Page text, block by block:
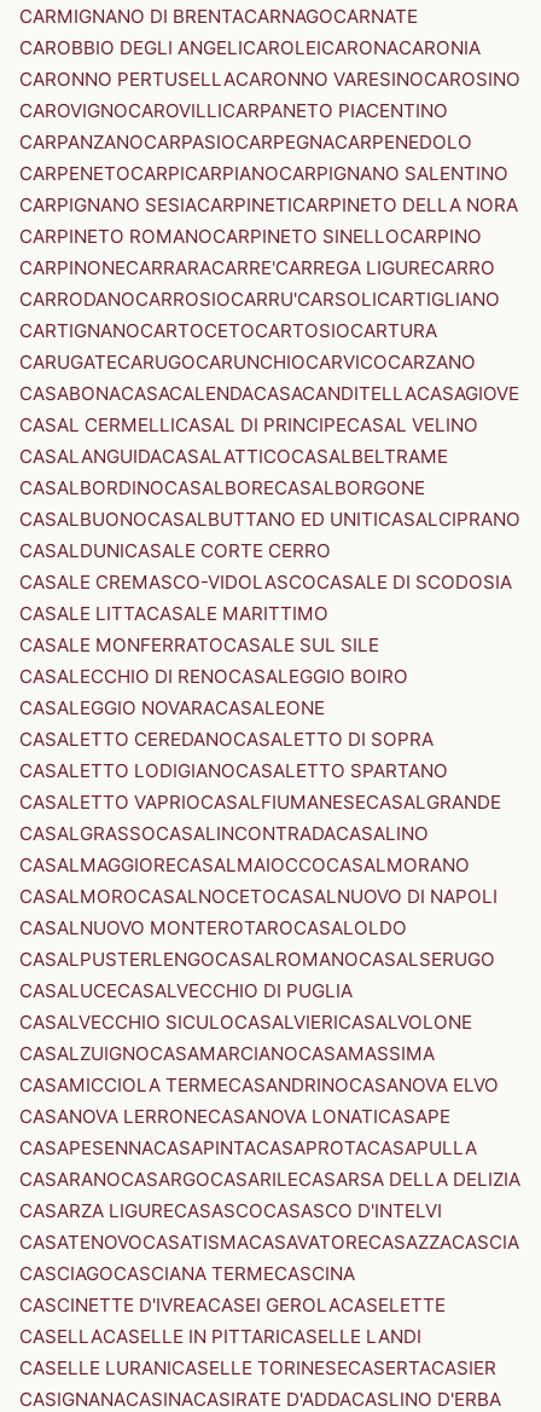
CARMIGNANO DI BRENTACARNAGOCARNATE
CAROBBIO DEGLI ANGELICAROLEICARONACARONIA
CARONNO PERTUSELLACARONNO VARESINOCAROSINO
CAROVIGNOCAROVILLICARPANETO PIACENTINO
CARPANZANOCARPASIOCARPEGNACARPENEDOLO
CARPENETOCARPICARPIANOCARPIGNANO SALENTINO
CARPIGNANO SESIACARPINETICARPINETO DELLA NORA
CARPINETO ROMANOCARPINETO SINELLOCARPINO
CARPINONECARRARACARRE'CARREGA LIGURECARRO
CARRODANOCARROSIOCARRU'CARSOLICARTIGLIANO
CARTIGNANOCARTOCETOCARTOSIOCARTURA
CARUGATECARUGOCARUNCHIOCARVICOCARZANO
CASABONACASACALENDACASACANDITELLACASAGIOVE
CASAL CERMELLICASAL DI PRINCIPECASAL VELINO
CASALANGUIDACASALATTICOCASALBELTRAME
CASALBORDINOCASALBORECASALBORGONE
CASALBUONOCASALBUTTANO ED UNITICASALCIPRANO
CASALDUNICASALE CORTE CERRO
CASALE CREMASCO-VIDOLASCOCASALE DI SCODOSIA
CASALE LITTACASALE MARITTIMO
CASALE MONFERRATOCASALE SUL SILE
CASALECCHIO DI RENOCASALEGGIO BOIRO
CASALEGGIO NOVARACASALEONE
CASALETTO CEREDANOCASALETTO DI SOPRA
CASALETTO LODIGIANOCASALETTO SPARTANO
CASALETTO VAPRIOCASALFIUMANESECASALGRANDE
CASALGRASSOCASALINCONTRADACASALINO
CASALMAGGIORECASALMAIOCCOCASALMORANO
CASALMOROCASALNOCETOCASALNUOVO DI NAPOLI
CASALNUOVO MONTEROTAROCASALOLDO
CASALPUSTERLENGOCASALROMANOCASALSERUGO
CASALUCECASALVECCHIO DI PUGLIA
CASALVECCHIO SICULOCASALVIERICASALVOLONE
CASALZUIGNOCASAMARCIANOCASAMASSIMA
CASAMICCIOLA TERMECASANDRINOCASANOVA ELVO
CASANOVA LERRONECASANOVA LONATICASAPE
CASAPESENNACASAPINTACASAPROTACASAPULLA
CASARANOCASARGOCASARILECASARSA DELLA DELIZIA
CASARZA LIGURECASASCOCASASCO D'INTELVI
CASATENOVOCASATISMACASAVATORECASAZZACASCIA
CASCIAGOCASCIANA TERMECASCINA
CASCINETTE D'IVREACASEI GEROLACASELETTE
CASELLACASELLE IN PITTARICASELLE LANDI
CASELLE LURANICASELLE TORINESECASERTACASIER
CASIGNANACASINACASIRATE D'ADDACASLINO D'ERBA